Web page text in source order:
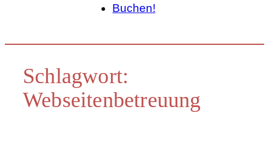
Buchen!
Schlagwort:
Webseitenbetreuung